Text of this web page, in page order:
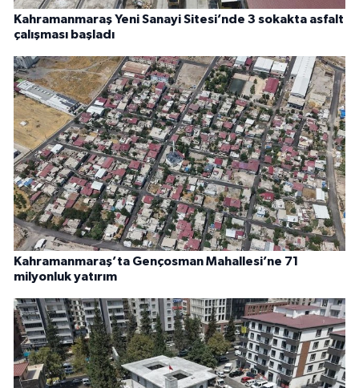
Kahramanmaraş Yeni Sanayi Sitesi’nde 3 sokakta asfalt
çalışması başladı
Kahramanmaraş’ta Gençosman Mahallesi’ne 71
milyonluk yatırım